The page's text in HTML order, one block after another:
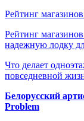
Рейтинг
Рейтинг
надежную лодку
Что делает
повседневной
Белорусский
Problem